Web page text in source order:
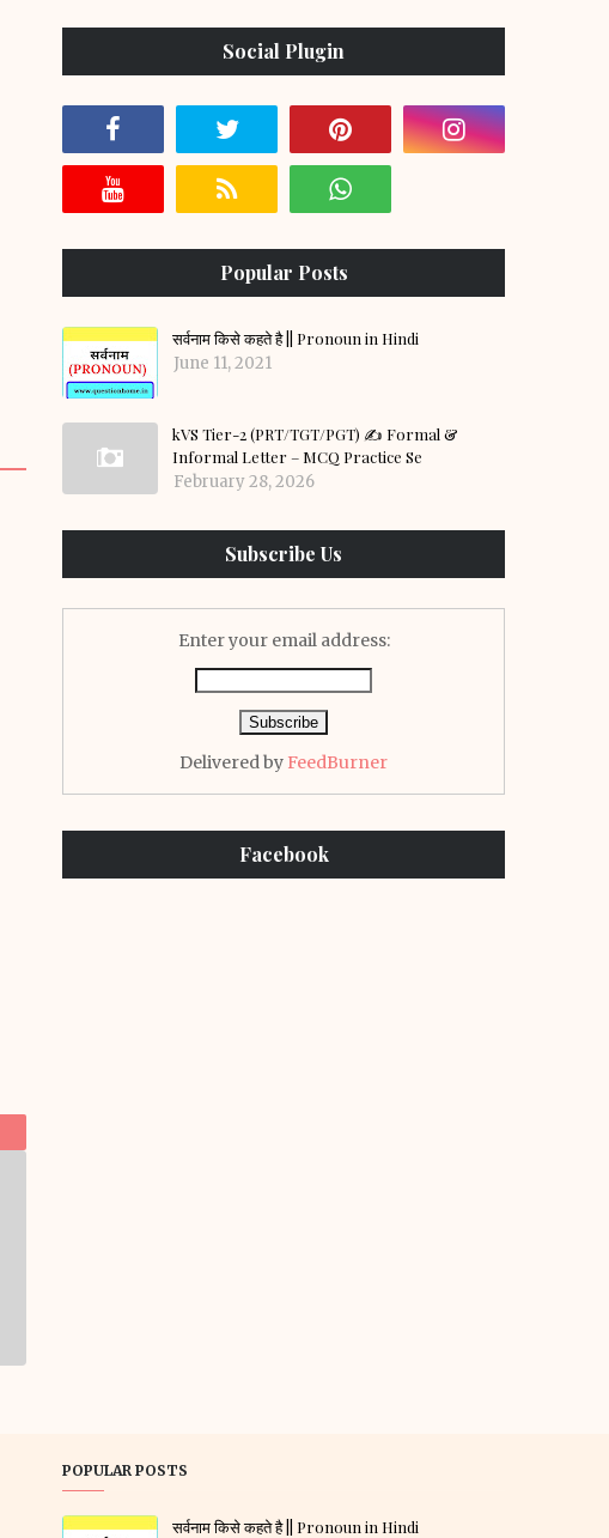
Social Plugin
Popular Posts
सर्वनाम किसे कहते है || Pronoun in Hindi
June 11, 2021
kVS Tier-2 (PRT/TGT/PGT) ✍️ Formal &
Informal Letter – MCQ Practice Se
February 28, 2026
Subscribe Us
Enter your email address:
Delivered by FeedBurner
Facebook
POPULAR POSTS
सर्वनाम किसे कहते है || Pronoun in Hindi